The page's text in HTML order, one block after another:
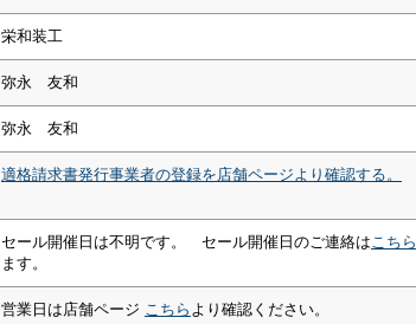
栄和装工
弥永 友和
弥永 友和
適格請求書発行事業者の登録を店舗ページより確認する。
セール開催日は不明です。 セール開催日のご連絡は こちら
ます。
営業日は店舗ページ こちら より確認ください。